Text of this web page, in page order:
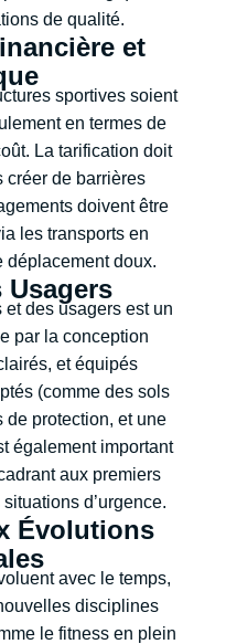
de qualité.
et
sportives soient
en termes de
La tarification doit
créer de barrières
doivent être
les transports en
déplacement doux.
Usagers
des usagers est un
par la conception
et équipés
(comme des sols
de protection, et une
également important
aux premiers
d’urgence.
Évolutions
avec le temps,
disciplines
le fitness en plein